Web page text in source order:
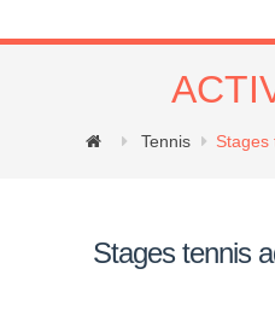
Tennis Stages
Stages tennis